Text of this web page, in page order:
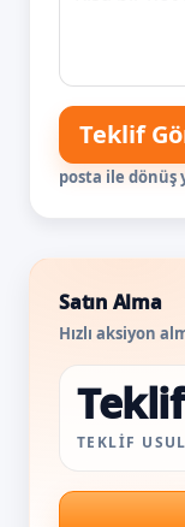
Teklif
posta ile dönüş
Satın Alma
Hızlı aksiyon
Teklif
TEKLIF